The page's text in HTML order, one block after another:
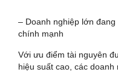
– Doanh nghiệp lớn
chính mạnh
Với ưu điểm tài nguyên
hiệu suất cao, các